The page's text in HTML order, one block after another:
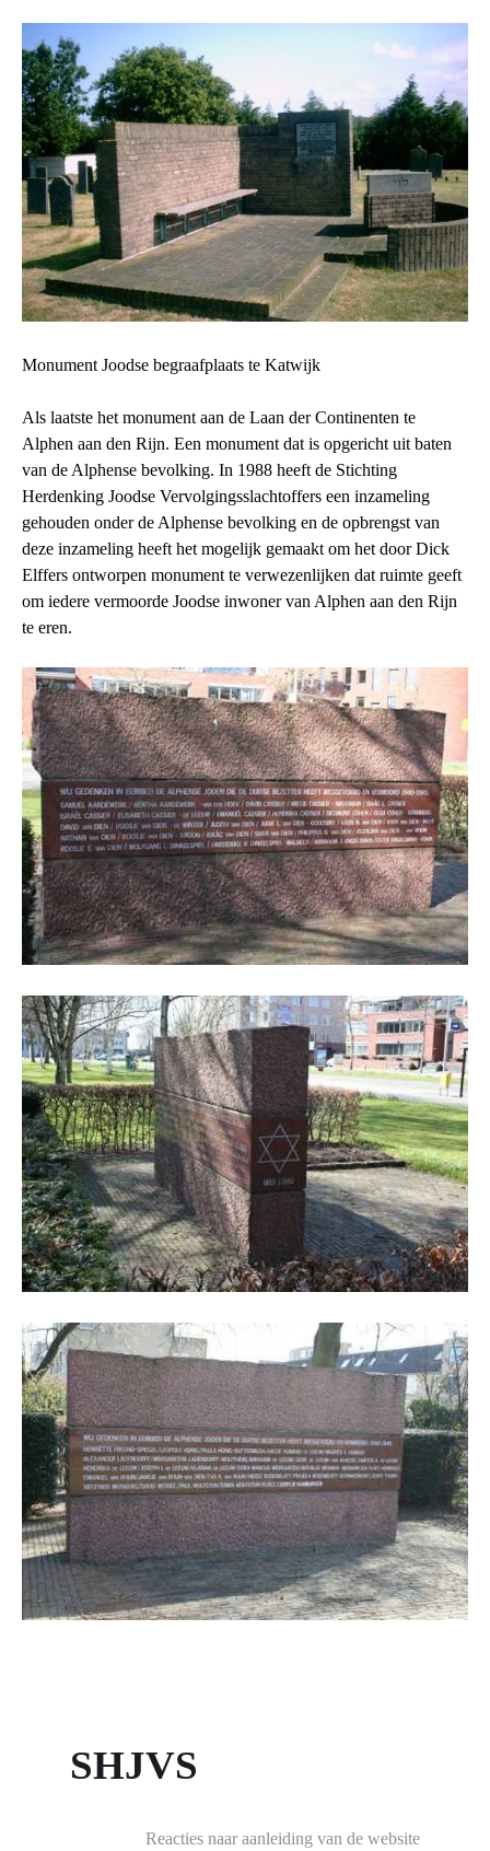
Monument Joodse begraafplaats te Katwijk
Als laatste het monument aan de Laan der Continenten te
Alphen aan den Rijn. Een monument dat is opgericht uit baten
van de Alphense bevolking. In 1988 heeft de Stichting
Herdenking Joodse Vervolgingsslachtoffers een inzameling
gehouden onder de Alphense bevolking en de opbrengst van
deze inzameling heeft het mogelijk gemaakt om het door Dick
Elffers ontworpen monument te verwezenlijken dat ruimte geeft
om iedere vermoorde Joodse inwoner van Alphen aan den Rijn
te eren.
SHJVS
Reacties naar aanleiding van de website